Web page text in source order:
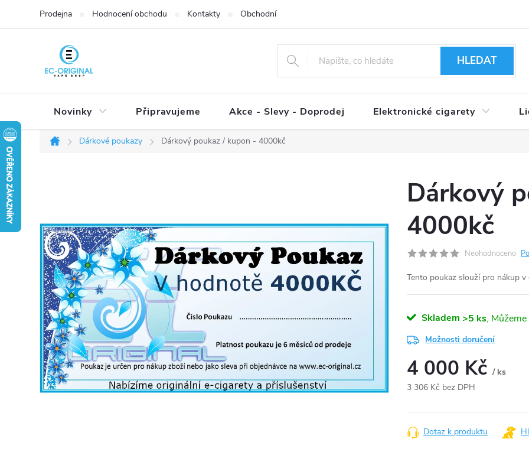
Prodejna Hodnocení obchodu Kontakty Obchodní podmínky
HLEDAT
Novinky Připravujeme Akce - Slevy - Doprodej Elektronické cigarety
Domů
Dárkové poukazy Dárkový poukaz / kupon - 4000kč
Dárkový
4000kč
Neohodnoceno
Tento poukaz slouží pro nákup
Skladem >5 ks
Možnosti doručení
4 000 Kč / ks
3 306 Kč bez DPH
cena:
Dotaz k produktu